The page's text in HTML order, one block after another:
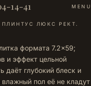
14-41
MENU
ПЛИНТУС ЛЮКС РЕКТ.
формата 7.2×59;
и эффект цельной
даёт глубокий блеск и
пол её не кладут